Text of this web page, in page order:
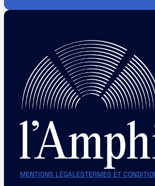
MENTIONS LÉGALESTERMES ET